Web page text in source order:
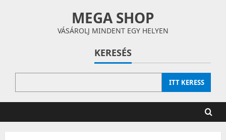
MEGA SHOP
VÁSÁROLJ MINDENT EGY HELYEN
KERESÉS
ITT KERESS